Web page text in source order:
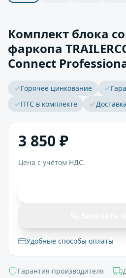
Комплект блока
фаркопа
Connect
Горячее цинкование
ПТС в комплекте
3 850 ₽
Цена с учётом НДС.
Удобные способы оплаты
Гарантия производителя